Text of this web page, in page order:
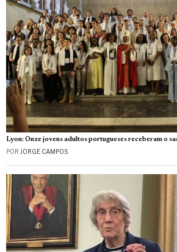
Lyon: Onze jovens adultos portugueses receberam o
POR JORGE CAMPOS